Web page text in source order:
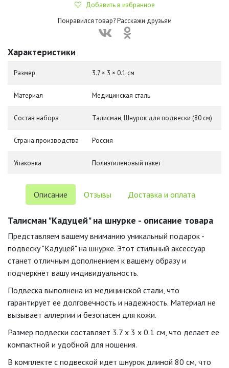
Добавить в избранное
Понравился товар? Расскажи друзьям
Характеристики
Размер 3.7 × 3 × 0.1 см
Материал Медицинская сталь
Состав набора Талисман, Шнурок для подвески (80 см)
Страна производства Россия
Упаковка Полиэтиленовый пакет
Описание Отзывы Доставка и оплата
Талисман "Кадуцей" на шнурке - описание товара
Представляем вашему вниманию уникальный подарок -
подвеску "Кадуцей" на шнурке. Этот стильный аксессуар
станет отличным дополнением к вашему образу и
подчеркнет вашу индивидуальность.
Подвеска выполнена из медицинской стали, что
гарантирует ее долговечность и надежность. Материал не
вызывает аллергии и безопасен для кожи.
Размер подвески составляет 3.7 x 3 x 0.1 см, что делает ее
компактной и удобной для ношения.
В комплекте с подвеской идет шнурок длиной 80 см, что